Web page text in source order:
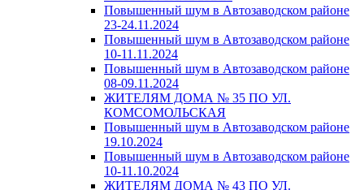
Повышенный шум в Автозаводском районе
23-24.11.2024
Повышенный шум в Автозаводском районе
10-11.11.2024
Повышенный шум в Автозаводском районе
08-09.11.2024
ЖИТЕЛЯМ ДОМА № 35 ПО УЛ.
КОМСОМОЛЬСКАЯ
Повышенный шум в Автозаводском районе
19.10.2024
Повышенный шум в Автозаводском районе
10-11.10.2024
ЖИТЕЛЯМ ДОМА № 43 ПО УЛ.